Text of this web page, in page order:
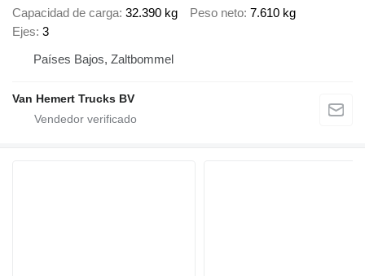
Capacidad de carga 32.390 kg Peso neto 7.610 kg
Ejes 3
Países Bajos, Zaltbommel
Van Hemert Trucks BV